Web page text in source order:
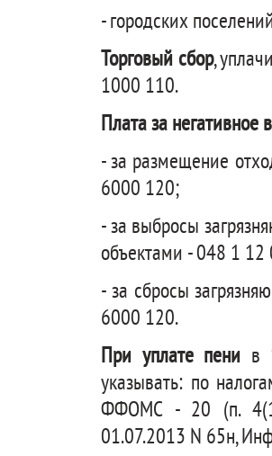
- городских
Торговый сбор,
1000 110.
Плата за
- за размещение
6000 120;
- за выбросы
объектами - 048 1
- за сбросы
6000 120.
При уплате пени в
указывать: по
ФФОМС - 20 (п.
01.07.2013 N 65н,